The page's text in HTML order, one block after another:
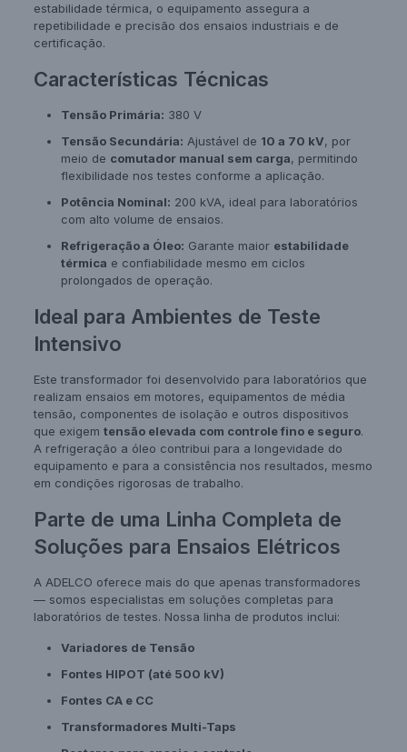
estabilidade térmica, o equipamento assegura a
repetibilidade e precisão dos ensaios industriais e de
certificação.
Características Técnicas
Tensão Primária: 380 V
Tensão Secundária: Ajustável de 10 a 70 kV, por
meio de comutador manual sem carga, permitindo
flexibilidade nos testes conforme a aplicação.
Potência Nominal: 200 kVA, ideal para laboratórios
com alto volume de ensaios.
Refrigeração a Óleo: Garante maior estabilidade
térmica e confiabilidade mesmo em ciclos
prolongados de operação.
Ideal para Ambientes de Teste
Intensivo
Este transformador foi desenvolvido para laboratórios que
realizam ensaios em motores, equipamentos de média
tensão, componentes de isolação e outros dispositivos
que exigem tensão elevada com controle fino e seguro.
A refrigeração a óleo contribui para a longevidade do
equipamento e para a consistência nos resultados, mesmo
em condições rigorosas de trabalho.
Parte de uma Linha Completa de
Soluções para Ensaios Elétricos
A ADELCO oferece mais do que apenas transformadores
— somos especialistas em soluções completas para
laboratórios de testes. Nossa linha de produtos inclui:
Variadores de Tensão
Fontes HIPOT (até 500 kV)
Fontes CA e CC
Transformadores Multi-Taps